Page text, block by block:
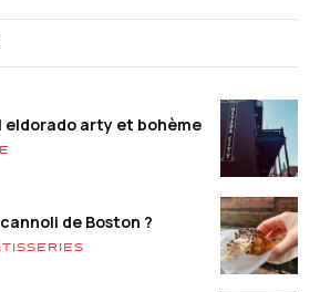
eldorado arty et bohème
de Boston ?